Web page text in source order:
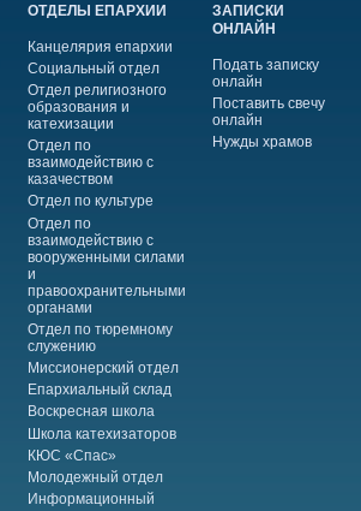
ОТДЕЛЫ ЕПАРХИИ
Канцелярия епархии
Социальный отдел
Отдел религиозного
образования и
катехизации
Отдел по
взаимодействию с
казачеством
Отдел по культуре
Отдел по
взаимодействию с
вооруженными силами
и
правоохранительными
органами
Отдел по тюремному
служению
Миссионерский отдел
Епархиальный склад
Воскресная школа
Школа катехизаторов
КЮС «Спас»
Молодежный отдел
Информационный
ЗАПИСКИ
ОНЛАЙН
Подать записку
онлайн
Поставить свечу
онлайн
Нужды храмов